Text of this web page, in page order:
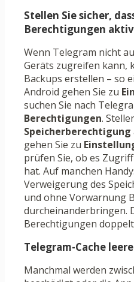
Stellen Sie sicher,
Berechtigungen
Wenn Telegram nicht
Geräts zugreifen kann,
Backups erstellen – so
Android gehen Sie zu
suchen Sie nach
Berechtigungen.
Speicherberechtigung
gehen Sie zu
prüfen Sie, ob es
hat. Auf manchen
Verweigerung des
und ohne Vorwarnung
durcheinanderbringen.
Berechtigungen
Telegram-Cache
Manchmal werden